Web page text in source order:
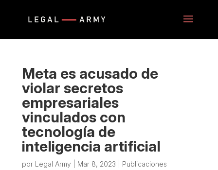
Meta es acusado de
violar secretos
empresariales
vinculados con
tecnología de
inteligencia artificial
por Legal Army Mar 8, 2023 Publicaciones